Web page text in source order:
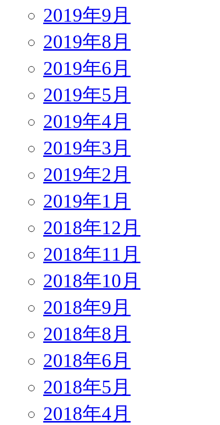
2019年9月
2019年8月
2019年6月
2019年5月
2019年4月
2019年3月
2019年2月
2019年1月
2018年12月
2018年11月
2018年10月
2018年9月
2018年8月
2018年6月
2018年5月
2018年4月